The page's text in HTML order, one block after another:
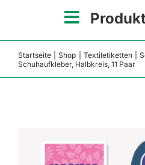
Startseite Shop Textiletiketten
Schuhaufkleber, Halbkreis, 11 Paar